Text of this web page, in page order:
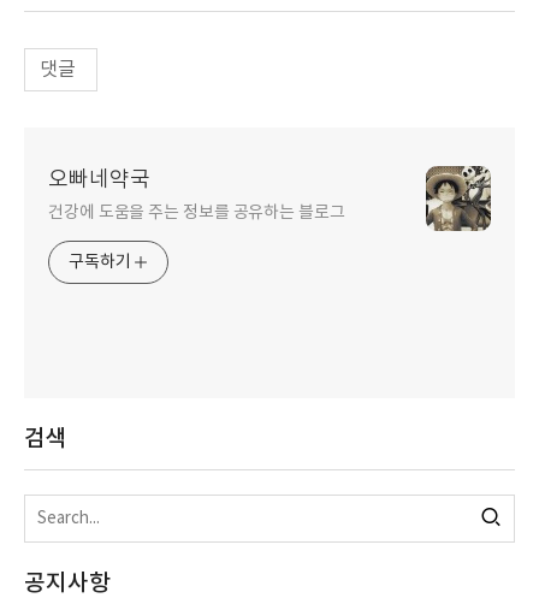
댓글
오빠네약국
건강에 도움을 주는 정보를 공유하는 블로그
구독하기
검색
공지사항